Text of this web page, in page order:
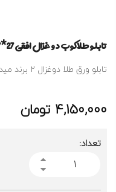
تابلو طلاکوب دو غزال افقی 27*37
تابلو ورق طلا دوغزال 2 برند میداس گالری
4,150,000 تومان
تعداد: